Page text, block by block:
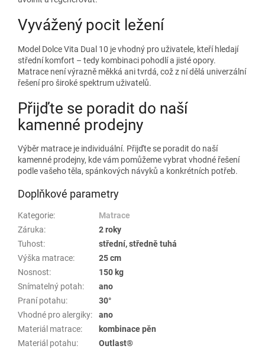
Vyvážený pocit ležení
Model Dolce Vita Dual 10 je vhodný pro uživatele, kteří hledají
střední komfort – tedy kombinaci pohodlí a jisté opory.
Matrace není výrazně měkká ani tvrdá, což z ní dělá univerzální
řešení pro široké spektrum uživatelů.
Přijďte se poradit do naší
kamenné prodejny
Výběr matrace je individuální. Přijďte se poradit do naší
kamenné prodejny, kde vám pomůžeme vybrat vhodné řešení
podle vašeho těla, spánkových návyků a konkrétních potřeb.
Doplňkové parametry
Kategorie:
Matrace
Záruka:
2 roky
Tuhost:
střední, středně tuhá
Výška matrace:
25 cm
Nosnost:
150 kg
Snímatelný potah:
ano
Praní potahu:
30°
Vhodné pro alergiky:
ano
Materiál matrace:
kombinace pěn
Materiál potahu:
Outlast®